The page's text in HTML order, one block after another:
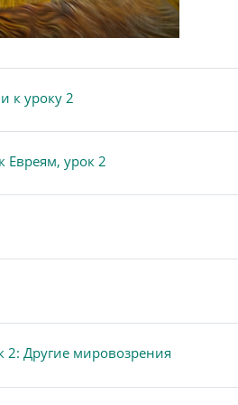
к уроку 2
Евреям, урок 2
Другие мировозрения